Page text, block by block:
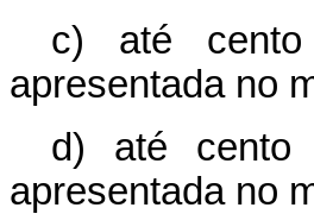
c) até
apresentada no
d) até cento
apresentada no